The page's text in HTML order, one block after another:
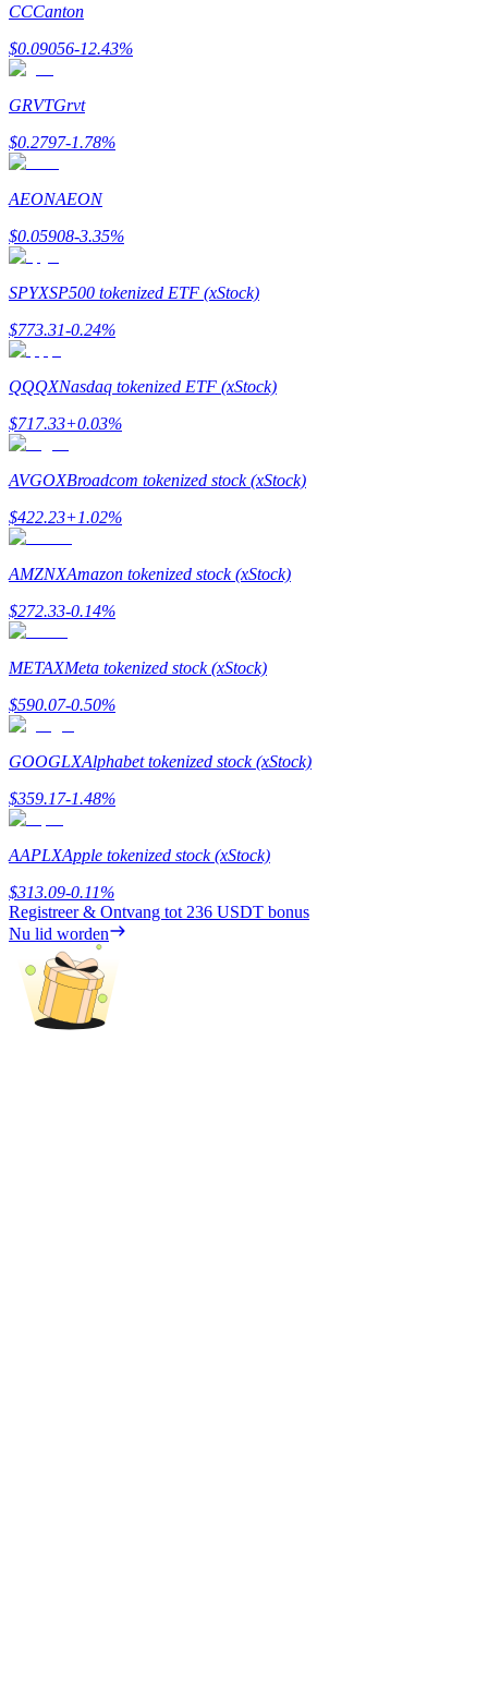
Verdienen
Macht varkentje
Verdien dagelijks competitieve beloningen
Uitzetten
Hoog rendement en directe toegang
Flexibel staken om populaire tokens te verdienen.
CCCanton
$0.09056-12.43%
GRVTGrvt
$0.2797-1.78%
AEONAEON
$0.05908-3.35%
SPYXSP500 tokenized ETF (xStock)
$773.31-0.24%
QQQXNasdaq tokenized ETF (xStock)
$717.33+0.03%
AVGOXBroadcom tokenized stock (xStock)
$422.23+1.02%
AMZNXAmazon tokenized stock (xStock)
$272.33-0.14%
METAXMeta tokenized stock (xStock)
$590.07-0.50%
GOOGLXAlphabet tokenized stock (xStock)
$359.17-1.48%
AAPLXApple tokenized stock (xStock)
$313.09-0.11%
Registreer & Ontvang tot 236 USDT bonus
Nu lid worden